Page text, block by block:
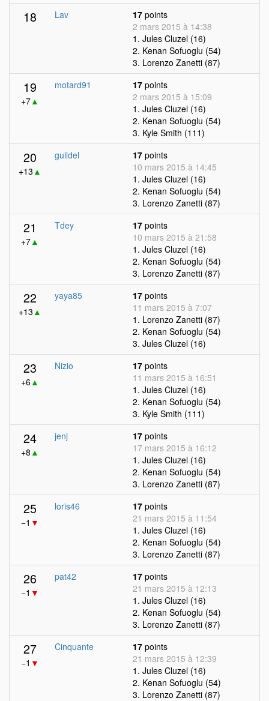
18 Lav 17 points
2 mars 2015 à 14:38
1. Jules Cluzel (16)
2. Kenan Sofuoglu (54)
3. Lorenzo Zanetti (87)
19
+7▲
motard91 17 points
2 mars 2015 à 15:09
1. Jules Cluzel (16)
2. Kenan Sofuoglu (54)
3. Kyle Smith (111)
20
+13 ▲
guildel 17 points
10 mars 2015 à 14:45
1. Jules Cluzel (16)
2. Kenan Sofuoglu (54)
3. Lorenzo Zanetti (87)
21
+7▲
Tdey 17 points
10 mars 2015 à 21:58
1. Jules Cluzel (16)
2. Kenan Sofuoglu (54)
3. Lorenzo Zanetti (87)
22
+13 ▲
yaya85 17 points
11 mars 2015 à 7:07
1. Lorenzo Zanetti (87)
2. Kenan Sofuoglu (54)
3. Jules Cluzel (16)
23
+6▲
Nizio 17 points
11 mars 2015 à 16:51
1. Jules Cluzel (16)
2. Kenan Sofuoglu (54)
3. Kyle Smith (111)
24
+8 ▲
jenj 17 points
17 mars 2015 à 16:12
1. Jules Cluzel (16)
2. Kenan Sofuoglu (54)
3. Lorenzo Zanetti (87)
25
−1 ▼
loris46 17 points
21 mars 2015 à 11:54
1. Jules Cluzel (16)
2. Kenan Sofuoglu (54)
3. Lorenzo Zanetti (87)
26
−1 ▼
pat42 17 points
21 mars 2015 à 12:13
1. Jules Cluzel (16)
2. Kenan Sofuoglu (54)
3. Lorenzo Zanetti (87)
27
−1 ▼
Cinquante 17 points
21 mars 2015 à 12:39
1. Jules Cluzel (16)
2. Kenan Sofuoglu (54)
3. Lorenzo Zanetti (87)